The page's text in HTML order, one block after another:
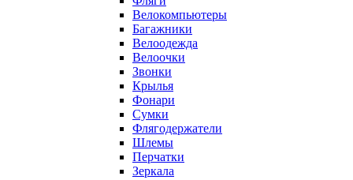
Велокомпьютеры
Багажники
Велоодежда
Велоочки
Звонки
Крылья
Фонари
Сумки
Флягодержатели
Шлемы
Перчатки
Зеркала